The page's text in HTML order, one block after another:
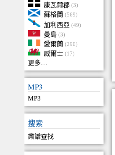
康瓦爾郡 (3)
蘇格蘭 (569)
加利西亞 (49)
曼島 (3)
愛爾蘭 (290)
威爾士 (17)
更多…
MP3
MP3
搜索
樂譜查找